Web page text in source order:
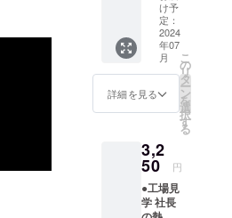
せてい
ただき
ます。
またミ
ノル製
作所
リーフ
させて
いただ
す。
2,700円
ミノル
製作所
のベー
シック
な工場
見学
コース
ます。
制作工
程の様
子を見
ていた
け予
定：
2024
年07
月
詳細を見る
こ
の
リ
タ
ー
ン
を
選
択
す
る
3,2
50 円
●工場見
学 社長